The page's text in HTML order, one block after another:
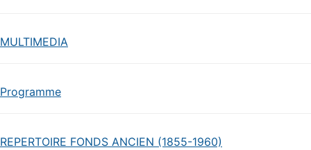
MULTIMEDIA
Programme
REPERTOIRE FONDS ANCIEN (1855-1960)